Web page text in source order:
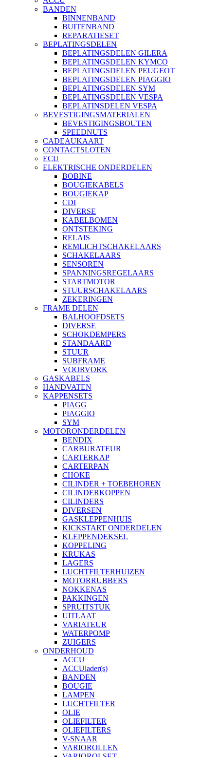
BANDEN
BINNENBAND
BUITENBAND
REPARATIESET
BEPLATINGSDELEN
BEPLATINGSDELEN GILERA
BEPLATINGSDELEN KYMCO
BEPLATINGSDELEN PEUGEOT
BEPLATINGSDELEN PIAGGIO
BEPLATINGSDELEN SYM
BEPLATINGSDELEN VESPA
BEPLATINSDELEN VESPA
BEVESTIGINGSMATERIALEN
BEVESTIGINGSBOUTEN
SPEEDNUTS
CADEAUKAART
CONTACTSLOTEN
ECU
ELEKTRISCHE ONDERDELEN
BOBINE
BOUGIEKABELS
BOUGIEKAP
CDI
DIVERSE
KABELBOMEN
ONTSTEKING
RELAIS
REMLICHTSCHAKELAARS
SCHAKELAARS
SENSOREN
SPANNINGSREGELAARS
STARTMOTOR
STUURSCHAKELAARS
ZEKERINGEN
FRAME DELEN
BALHOOFDSETS
DIVERSE
SCHOKDEMPERS
STANDAARD
STUUR
SUBFRAME
VOORVORK
GASKABELS
HANDVATEN
KAPPENSETS
PIAGG
PIAGGIO
SYM
MOTORONDERDELEN
BENDIX
CARBURATEUR
CARTERKAP
CARTERPAN
CHOKE
CILINDER + TOEBEHOREN
CILINDERKOPPEN
CILINDERS
DIVERSEN
GASKLEPPENHUIS
KICKSTART ONDERDELEN
KLEPPENDEKSEL
KOPPELING
KRUKAS
LAGERS
LUCHTFILTERHUIZEN
MOTORRUBBERS
NOKKENAS
PAKKINGEN
SPRUITSTUK
UITLAAT
VARIATEUR
WATERPOMP
ZUIGERS
ONDERHOUD
ACCU
ACCUlader(s)
BANDEN
BOUGIE
LAMPEN
LUCHTFILTER
OLIE
OLIEFILTER
OLIEFILTERS
V-SNAAR
VARIOROLLEN